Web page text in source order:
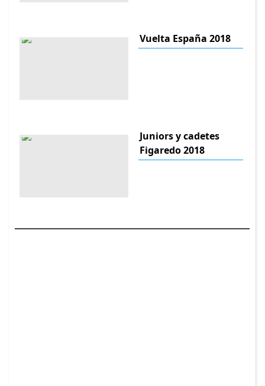
Vuelta España 2018
Juniors y cadetes
Figaredo 2018